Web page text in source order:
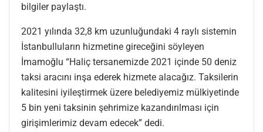
bilgiler paylaştı.
2021 yılında 32,8 km uzunluğundaki 4 raylı sistemin
İstanbulluların hizmetine gireceğini söyleyen
İmamoğlu “Haliç tersanemizde 2021 içinde 50 deniz
taksi aracını inşa ederek hizmete alacağız. Taksilerin
kalitesini iyileştirmek üzere belediyemiz mülkiyetinde
5 bin yeni taksinin şehrimize kazandırılması için
girişimlerimiz devam edecek” dedi.